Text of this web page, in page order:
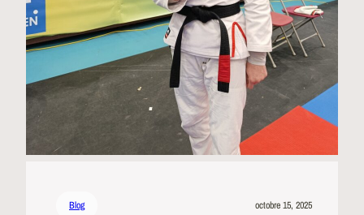
Blog octobre 15, 2025